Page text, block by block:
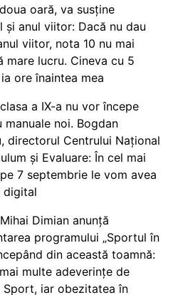
oară, va susține
și anul viitor: Dacă nu dau
viitor, nota 10 nu mai
mare lucru. Cineva cu 5
ore înaintea mea
a IX-a nu vor începe
manuale noi. Bogdan
directorul Centrului Național
și Evaluare: În cel mai
7 septembrie le vom avea
digital
Dimian anunță
programului „Sportul în
din această toamnă:
multe adeverințe de
Sport, iar obezitatea în